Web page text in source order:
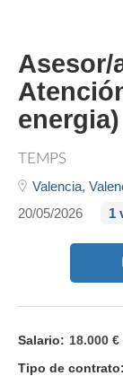
Asesor/
energia)
TEMPS
Valencia,
20/05/2026
1
Salario: 18.000
Tipo de contrato: